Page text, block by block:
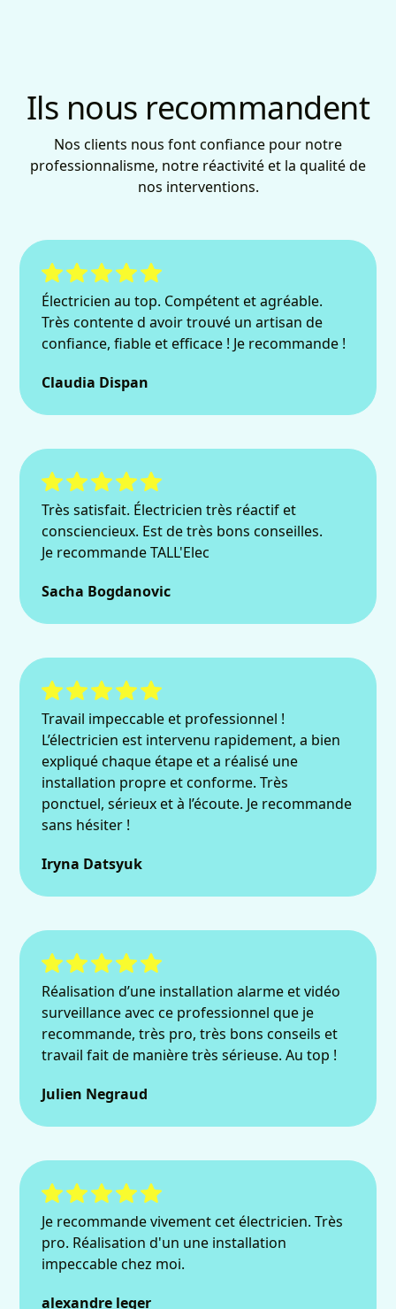
Ils nous recommandent
Nos clients nous font confiance pour notre
professionnalisme, notre réactivité et la qualité de
nos interventions.
Électricien au top. Compétent et agréable.
Très contente d avoir trouvé un artisan de
confiance, fiable et efficace ! Je recommande !
Claudia Dispan
Très satisfait. Électricien très réactif et
consciencieux. Est de très bons conseilles.
Je recommande TALL'Elec
Sacha Bogdanovic
Travail impeccable et professionnel !
L’électricien est intervenu rapidement, a bien
expliqué chaque étape et a réalisé une
installation propre et conforme. Très
ponctuel, sérieux et à l’écoute. Je recommande
sans hésiter !
Iryna Datsyuk
Réalisation d’une installation alarme et vidéo
surveillance avec ce professionnel que je
recommande, très pro, très bons conseils et
travail fait de manière très sérieuse. Au top !
Julien Negraud
Je recommande vivement cet électricien. Très
pro. Réalisation d'un une installation
impeccable chez moi.
alexandre leger